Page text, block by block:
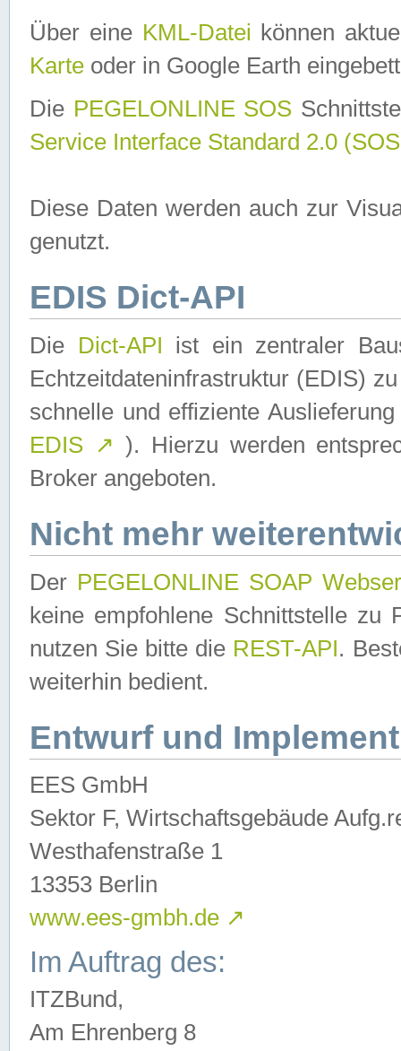
Über eine KML-Datei können
Karte oder in Google Earth
Die PEGELONLINE SOS
Service Interface Standard 2.0
Diese Daten werden auch zur
genutzt.
EDIS Dict-API
Die Dict-API ist ein zentraler
Echtzeitdateninfrastruktur (EDIS)
schnelle und effiziente
EDIS ↗ ). Hierzu werden
Broker angeboten.
Nicht mehr
Der PEGELONLINE SOAP
keine empfohlene Schnittstelle zu
nutzen Sie bitte die REST-API.
weiterhin bedient.
Entwurf und
EES GmbH
Sektor F, Wirtschaftsgebäude
Westhafenstraße 1
13353 Berlin
www.ees-gmbh.de ↗
Im Auftrag des:
ITZBund,
Am Ehrenberg 8